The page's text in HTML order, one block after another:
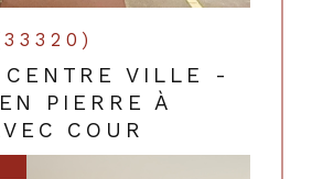
CENTRE VILLE -
PIERRE À
COUR